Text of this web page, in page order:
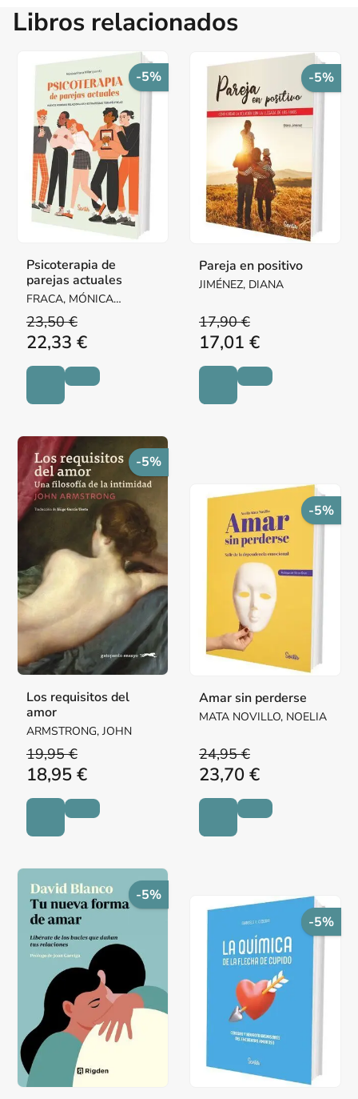
Libros relacionados
-5%
Psicoterapia de
parejas actuales
FRACA, MÓNICA
(COORD.)
23,50 €
22,33 €
-5%
Pareja en positivo
JIMÉNEZ, DIANA
17,90 €
17,01 €
-5%
Los requisitos del
amor
ARMSTRONG, JOHN
19,95 €
18,95 €
-5%
Amar sin perderse
MATA NOVILLO, NOELIA
24,95 €
23,70 €
-5%
-5%